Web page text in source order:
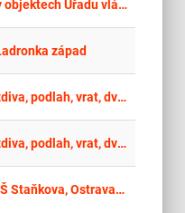
Protipožární ochrana krovů v objektech Úřadu vlády ČR
západ
SPS 0530 - Oprava střechy, zdiva, podlah, vrat, dveří, oken a elektroinstalace
SPS 0530 - Oprava střechy, zdiva, podlah, vrat, dveří, oken a elektroinstalace obj. 64
VZ 42.26 Přírodní zahrada MŠ Staňkova, Ostrava-Výškovice